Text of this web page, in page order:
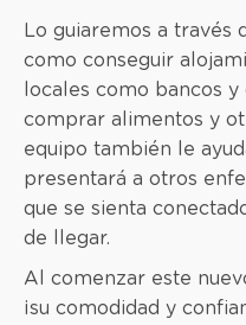
Lo guiaremos a través
como conseguir
locales como bancos
comprar alimentos y
equipo también le
presentará a otros
que se sienta
de llegar.
Al comenzar este
¡su comodidad y